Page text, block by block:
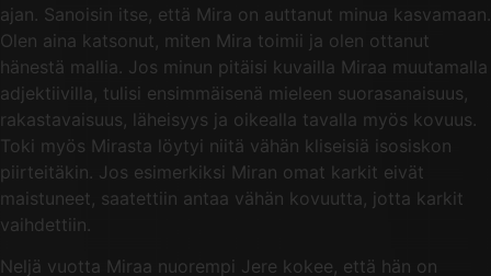
ajan. Sanoisin itse, että Mira on auttanut minua kasvamaan.
Olen aina katsonut, miten Mira toimii ja olen ottanut
hänestä mallia. Jos minun pitäisi kuvailla Miraa muutamalla
adjektiivilla, tulisi ensimmäisenä mieleen suorasanaisuus,
rakastavaisuus, läheisyys ja oikealla tavalla myös kovuus.
Toki myös Mirasta löytyi niitä vähän kliseisiä isosiskon
piirteitäkin. Jos esimerkiksi Miran omat karkit eivät
maistuneet, saatettiin antaa vähän kovuutta, jotta karkit
vaihdettiin.
Neljä vuotta Miraa nuorempi Jere kokee, että hän on